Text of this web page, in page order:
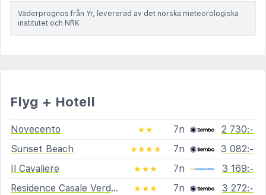
Väderprognos från Yr, levererad av det norska meteorologiska
institutet och NRK
Flyg + Hotell
Novecento ★★ 7n
2 730:-
Sunset Beach
★★★★ 7n
3 082:-
Il Cavaliere
★★★ 7n
3 169:-
Residence Casale Verderame
★★★ 7n
3 272:-